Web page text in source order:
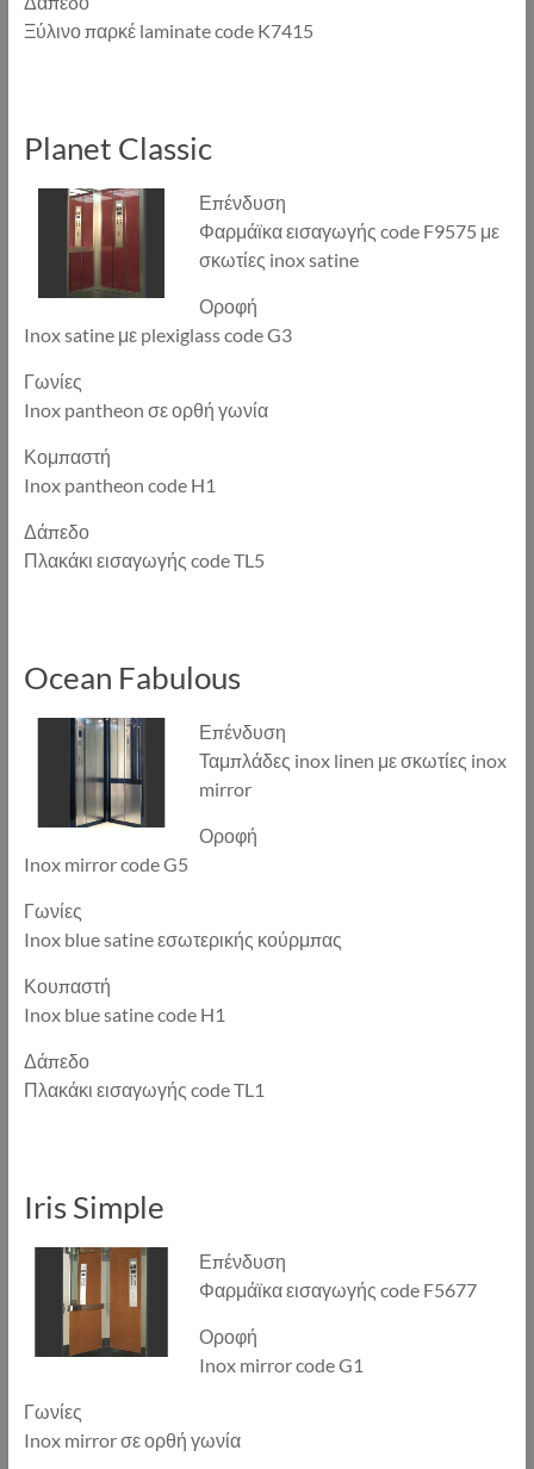
Ξύλινο παρκέ laminate code K7415
Planet Classic
Επένδυση
Φαρμάϊκα εισαγωγής code F9575 με
σκωτίες inox satine
Οροφή
Inox satine με plexiglass code G3
Γωνίες
Inox pantheon σε ορθή γωνία
Κομπαστή
Inox pantheon code H1
Δάπεδο
Πλακάκι εισαγωγής code TL5
Ocean Fabulous
Επένδυση
Ταμπλάδες inox linen με σκωτίες inox
mirror
Οροφή
Inox mirror code G5
Γωνίες
Inox blue satine εσωτερικής κούρμπας
Κουπαστή
Inox blue satine code H1
Δάπεδο
Πλακάκι εισαγωγής code TL1
Iris Simple
Επένδυση
Φαρμάϊκα εισαγωγής code F5677
Οροφή
Inox mirror code G1
Γωνίες
Inox mirror σε ορθή γωνία